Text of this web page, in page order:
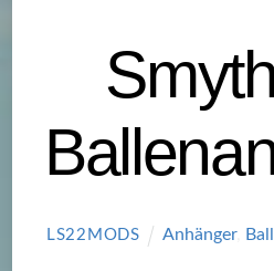
LS22MODS Anhänger,